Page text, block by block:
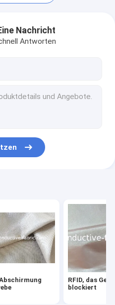
die Gesundheitsversorgung
Nachricht
Antworten
RFID, das
blockiert